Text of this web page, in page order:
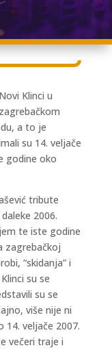
Klinci u
a to je
su 14. veljače
godine oko
tribute
2006.
te iste godine
zagrebačkoj
“skidanja” i
su se
su se
više nije ni
veljače 2007.
večeri traje i